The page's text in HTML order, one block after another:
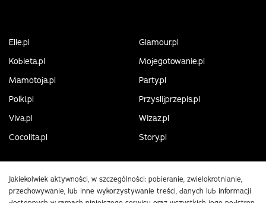
Elle.pl
Glamour.pl
Kobieta.pl
Mojegotowanie.pl
Mamotoja.pl
Party.pl
Polki.pl
Przyslijprzepis.pl
Viva.pl
Wizaz.pl
Cocolita.pl
Story.pl
Jakiekolwiek aktywności, w szczególności: pobieranie, zwielokrotnianie,
przechowywanie, lub inne wykorzystywanie treści, danych lub informacji